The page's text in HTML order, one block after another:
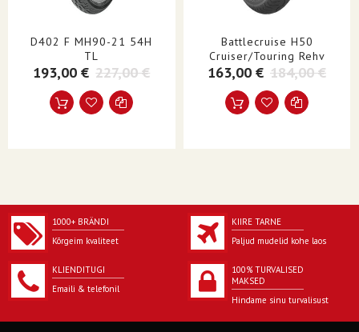
D402 F MH90-21 54H
TL
193,00 € 227,00 €
Battlecruise H50
Cruiser/Touring Rehv
163,00 € 184,00 €
1000+ BRÄNDI
Kõrgeim kvaliteet
KIIRE TARNE
Paljud mudelid kohe laos
KLIENDITUGI
Emaili & telefonil
100% TURVALISED
MAKSED
Hindame sinu turvalisust